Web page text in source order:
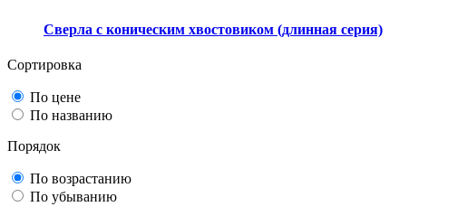
Сверла с коническим хвостовиком (длинная серия)
Сортировка
По цене
По названию
Порядок
По возрастанию
По убыванию